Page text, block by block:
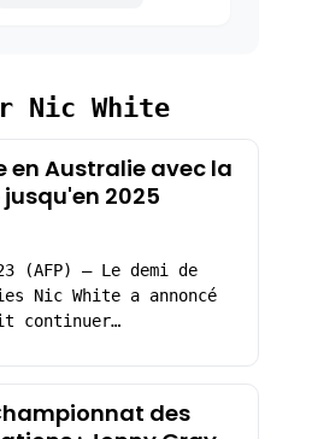
Nic White
en Australie avec la
2025
(AFP) – Le demi de
Nic White a annoncé
continuer…
des